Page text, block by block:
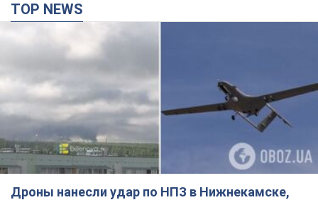
TOP NEWS
Дроны нанесли удар по НПЗ в Нижнекамске,